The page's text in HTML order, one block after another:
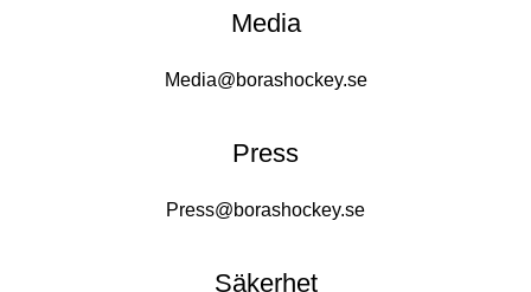
Media
Media@borashockey.se
Press
Press@borashockey.se
Säkerhet